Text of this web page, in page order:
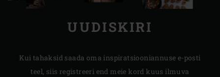
UUDISKIRI
Kui tahaksid saada oma inspiratsiooniannuse e-posti
teel, siis registreeri end meie kord kuus ilmuva